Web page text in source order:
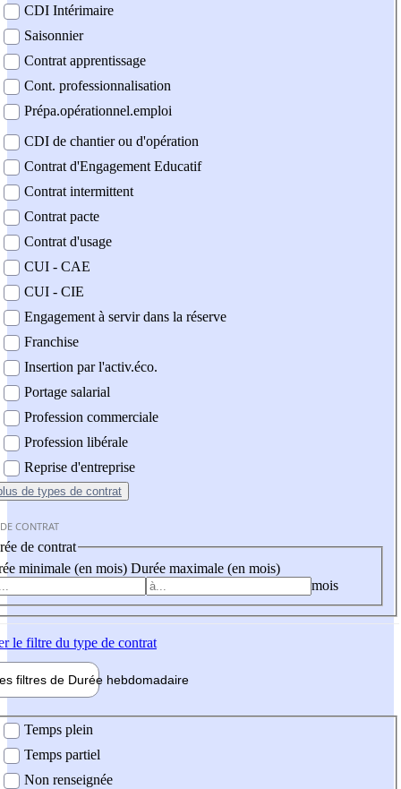
CDI Intérimaire
Saisonnier
Contrat apprentissage
Cont. professionnalisation
Prépa.opérationnel.emploi
CDI de chantier ou d'opération
Contrat d'Engagement Educatif
Contrat intermittent
Contrat pacte
Contrat d'usage
CUI - CAE
CUI - CIE
Engagement à servir dans la réserve
Franchise
Insertion par l'activ.éco.
Portage salarial
Profession commerciale
Profession libérale
Reprise d'entreprise
de types de contrat
CONTRAT
de contrat
minimale (en mois) Durée maximale (en mois)
mois
le filtre du type de contrat
filtres de Durée hebdomadaire
Temps plein
Temps partiel
Non renseignée